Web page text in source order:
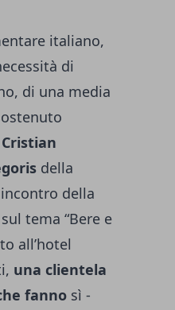
italiano,
di
di una media
Cristian
della
della
tema “Bere e
all’hotel
una clientela
fanno sì -